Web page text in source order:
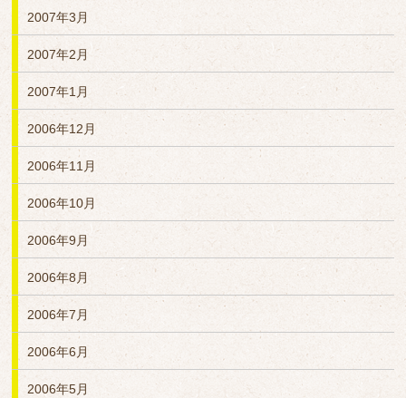
2007年3月
2007年2月
2007年1月
2006年12月
2006年11月
2006年10月
2006年9月
2006年8月
2006年7月
2006年6月
2006年5月